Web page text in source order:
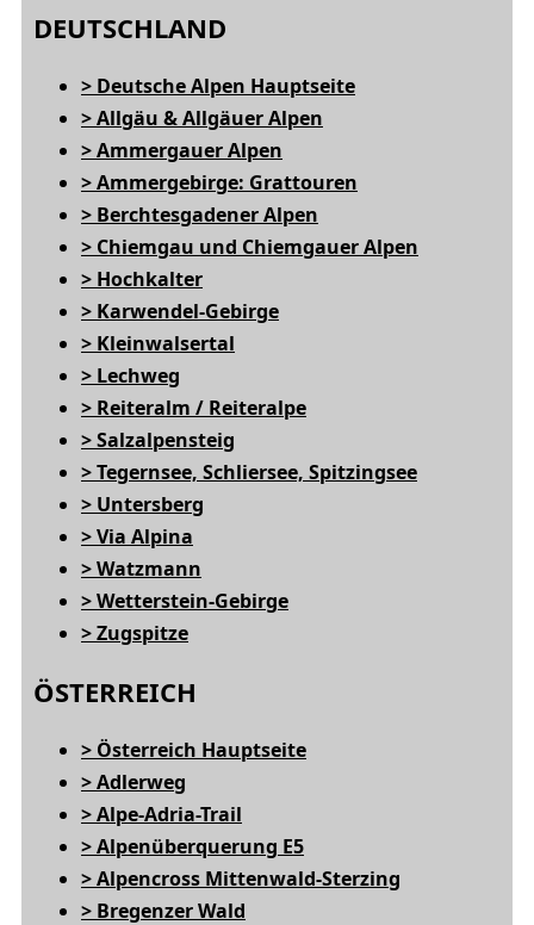
DEUTSCHLAND
> Deutsche Alpen Hauptseite
> Allgäu & Allgäuer Alpen
> Ammergauer Alpen
> Ammergebirge: Grattouren
> Berchtesgadener Alpen
> Chiemgau und Chiemgauer Alpen
> Hochkalter
> Karwendel-Gebirge
> Kleinwalsertal
> Lechweg
> Reiteralm / Reiteralpe
> Salzalpensteig
> Tegernsee, Schliersee, Spitzingsee
> Untersberg
> Via Alpina
> Watzmann
> Wetterstein-Gebirge
> Zugspitze
ÖSTERREICH
> Österreich Hauptseite
> Adlerweg
> Alpe-Adria-Trail
> Alpenüberquerung E5
> Alpencross Mittenwald-Sterzing
> Bregenzer Wald